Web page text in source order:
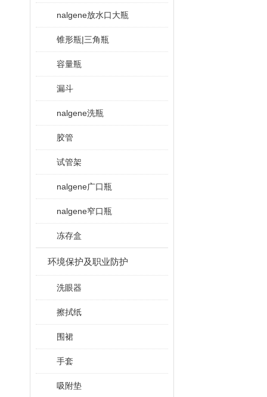
nalgene放水口大瓶
锥形瓶|三角瓶
容量瓶
漏斗
nalgene洗瓶
胶管
试管架
nalgene广口瓶
nalgene窄口瓶
冻存盒
环境保护及职业防护
洗眼器
擦拭纸
围裙
手套
吸附垫